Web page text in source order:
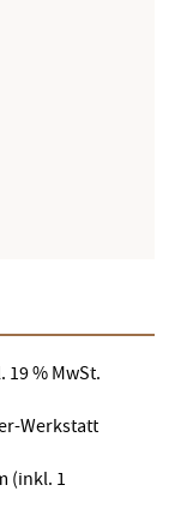
19 % MwSt.
Werkstatt
(inkl. 1